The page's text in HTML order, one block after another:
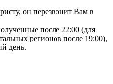
он перезвонит Вам в
после 22:00 (для
регионов после 19:00),
день.